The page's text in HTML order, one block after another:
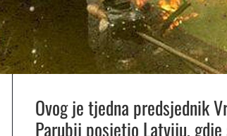
Ovog je tjedna predsjednik
Parubij posjetio Latviju,